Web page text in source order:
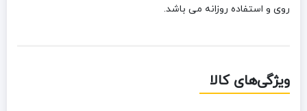
روی و استفاده روزانه می باشد.
ویژگی‌های کالا